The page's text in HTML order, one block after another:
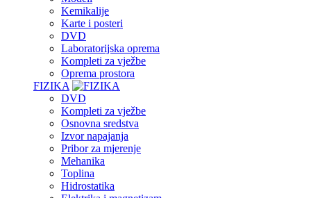
Kemikalije
Karte i posteri
DVD
Laboratorijska oprema
Kompleti za vježbe
Oprema prostora
FIZIKA
DVD
Kompleti za vježbe
Osnovna sredstva
Izvor napajanja
Pribor za mjerenje
Mehanika
Toplina
Hidrostatika